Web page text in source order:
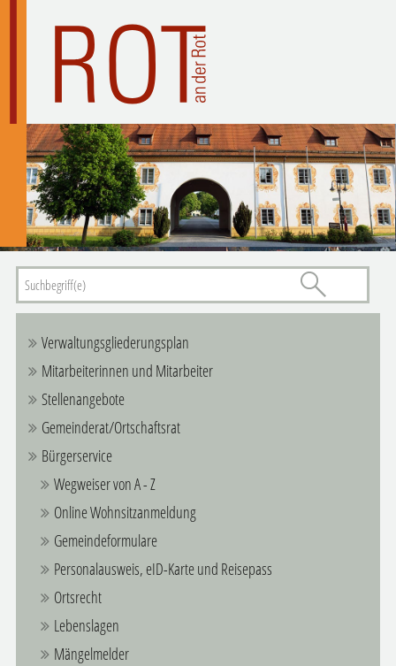
Verwaltungsgliederungsplan
Mitarbeiterinnen und Mitarbeiter
Stellenangebote
Gemeinderat/Ortschaftsrat
Bürgerservice
Wegweiser von A - Z
Online Wohnsitzanmeldung
Gemeindeformulare
Personalausweis, eID-Karte und Reisepass
Ortsrecht
Lebenslagen
Mängelmelder